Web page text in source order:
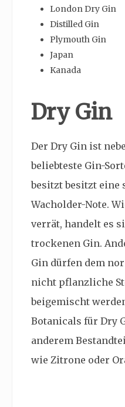
London Dry Gin
Distilled Gin
Plymouth Gin
Japan
Kanada
Dry Gin
Der Dry Gin ist
beliebteste Gin-
besitzt besitzt eine
Wacholder-Note.
verrät, handelt es
trockenen Gin.
Gin dürfen dem
nicht pflanzliche
beigemischt
Botanicals für Dry
anderem
wie Zitrone oder